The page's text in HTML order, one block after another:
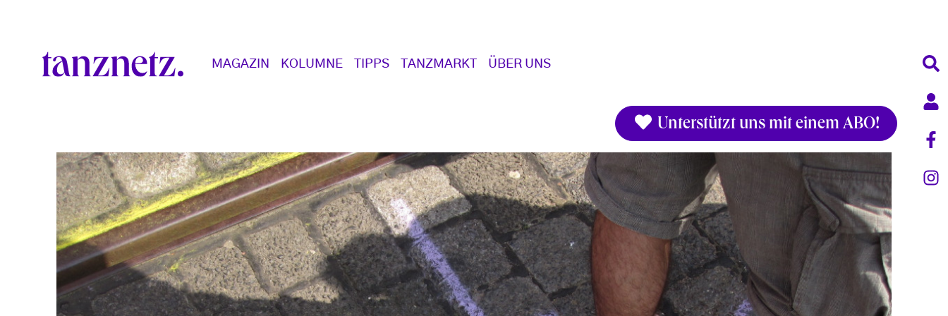
Main navigation
MAGAZIN KOLUMNE TIPPS TANZMARKT ÜBER UNS
Unterstützt uns mit einem ABO!